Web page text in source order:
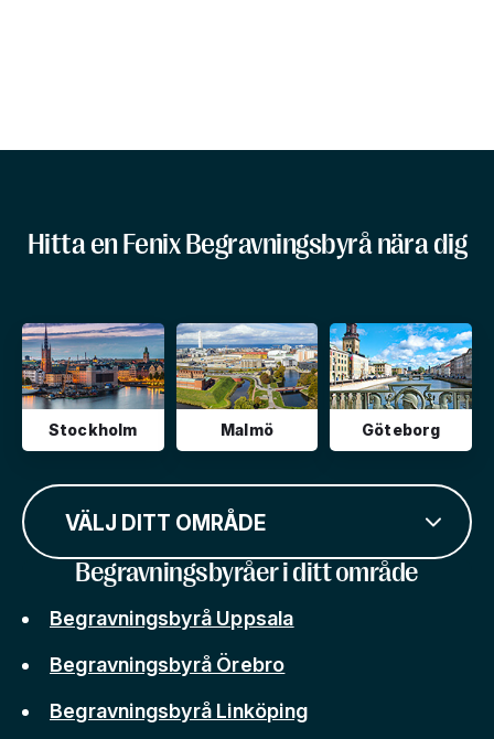
Hitta en Fenix Begravningsbyrå nära dig
Stockholm Malmö Göteborg
VÄLJ DITT OMRÅDE
Begravningsbyråer i ditt område
Begravningsbyrå Uppsala
Begravningsbyrå Örebro
Begravningsbyrå Linköping